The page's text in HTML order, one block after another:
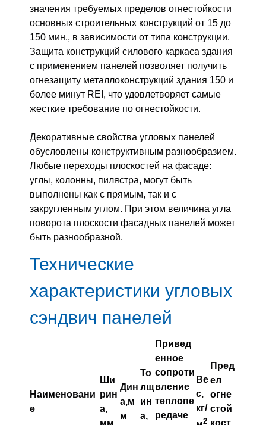
значения требуемых пределов огнестойкости
основных строительных конструкций от 15 до
150 мин., в зависимости от типа конструкции.
Защита конструкций силового каркаса здания
с применением панелей позволяет получить
огнезащиту металлоконструкций здания 150 и
более минут REI, что удовлетворяет самые
жесткие требование по огнестойкости.
Декоративные свойства угловых панелей
обусловлены конструктивным разнообразием.
Любые переходы плоскостей на фасаде:
углы, колонны, пилястра, могут быть
выполнены как с прямым, так и с
закругленным углом. При этом величина угла
поворота плоскости фасадных панелей может
быть разнообразной.
Технические
характеристики угловых
сэндвич панелей
Наименовани
е
Ши
рин
а,
мм
Дин
а,м
м
То
лщ
ин
а,
Привед
енное
сопроти
вление
теплопе
редаче
Ве
с,
кг/
2
Пред
ел
огне
стой
кост